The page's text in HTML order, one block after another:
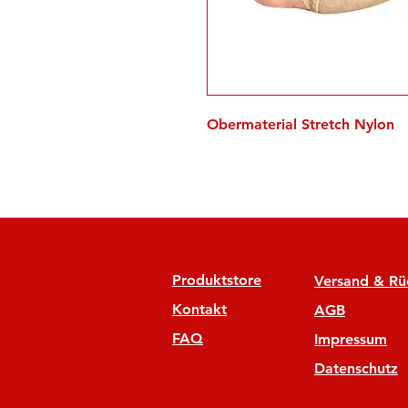
Obermaterial Stretch Nylon
Produktstore
Kontakt
FAQ
Versand &
AGB
Impressum
Datenschutz